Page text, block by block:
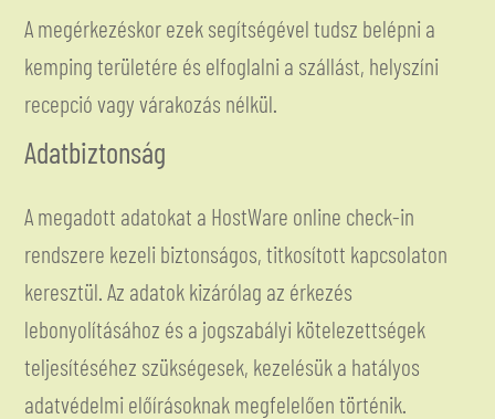
A megérkezéskor ezek segítségével tudsz belépni a
kemping területére és elfoglalni a szállást, helyszíni
recepció vagy várakozás nélkül.
Adatbiztonság
A megadott adatokat a HostWare online check-in
rendszere kezeli biztonságos, titkosított kapcsolaton
keresztül. Az adatok kizárólag az érkezés
lebonyolításához és a jogszabályi kötelezettségek
teljesítéséhez szükségesek, kezelésük a hatályos
adatvédelmi előírásoknak megfelelően történik.